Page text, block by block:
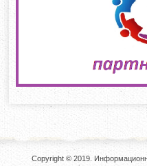
Copyright © 2019.